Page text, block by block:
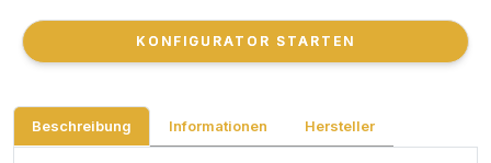
KONFIGURATOR STARTEN
KONFIGURATOR STARTEN
Beschreibung Informationen Hersteller